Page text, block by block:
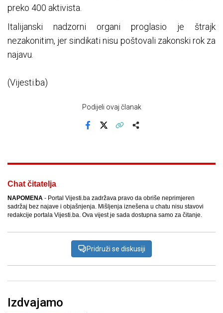
preko 400 aktivista.
Italijanski nadzorni organi proglasio je štrajk
nezakonitim, jer sindikati nisu poštovali zakonski rok za
najavu.
(Vijesti.ba)
Podijeli ovaj članak
Chat čitatelja
NAPOMENA - Portal Vijesti.ba zadržava pravo da obriše neprimjeren
sadržaj bez najave i objašnjenja. Mišljenja iznešena u chatu nisu stavovi
redakcije portala Vijesti.ba. Ova vijest je sada dostupna samo za čitanje.
Pridruži se diskusiji
Izdvajamo